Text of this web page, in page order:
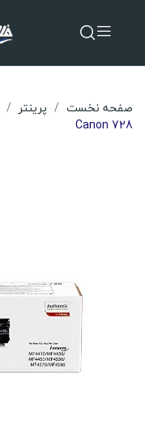
صفحه نخست پرینتر
Canon 728